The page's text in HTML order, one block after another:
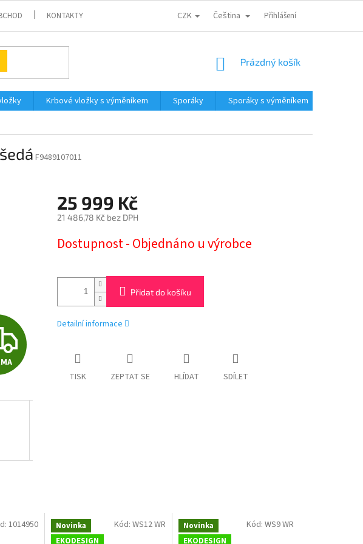
KONTAKTY PARTNEŘI ODSTOUPENÍ OD KUPNÍ SMLOUVY
CZK Čeština Přihlášení
NÁKUPNÍ
Prázdný košík
Krbové vložky s výměníkem Sporáky Sporáky s výměníkem
F9489107011
Z
D
R
M
25 999 Kč
21 486,78 Kč bez DPH
cena:
Dostupnost - Objednáno u výrobce
Přidat do košíku
Detailní informace
TISK ZEPTAT SE HLÍDAT SDÍLET
1014950
Novinka
EKODESIGN
Kód:WS12 WR
Novinka
EKODESIGN
Kód: WS9 WR